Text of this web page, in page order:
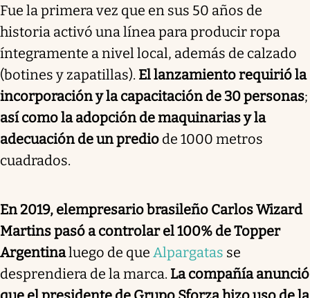
Fue la primera vez que en sus 50 años de
historia activó una línea para producir ropa
íntegramente a nivel local, además de calzado
(botines y zapatillas). El lanzamiento requirió la
incorporación y la capacitación de 30 personas;
así como la adopción de maquinarias y la
adecuación de un predio de 1000 metros
cuadrados.
En 2019, elempresario brasileño Carlos Wizard
Martins pasó a controlar el 100% de Topper
Argentinaluego de que Alpargatas se
desprendiera de la marca. La compañía anunció